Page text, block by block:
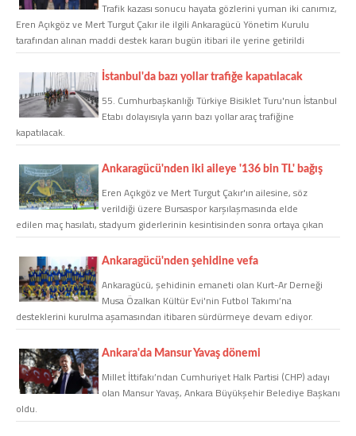
İletişim
Web Sürüme Geç
COPYLEFT 2014. AGB Bilişim Teknolojileri
Trafik kazası sonucu hayata gözlerini yuman iki canımız,
Eren Açıkgöz ve Mert Turgut Çakır ile ilgili Ankaragücü Yönetim Kurulu
tarafından alınan maddi destek kararı bugün itibari ile yerine getirildi
İstanbul'da bazı yollar trafiğe kapatılacak
55. Cumhurbaşkanlığı Türkiye Bisiklet Turu'nun İstanbul
Etabı dolayısıyla yarın bazı yollar araç trafiğine
kapatılacak.
Ankaragücü'nden iki aileye '136 bin TL' bağış
Eren Açıkgöz ve Mert Turgut Çakır'ın ailesine, söz
verildiği üzere Bursaspor karşılaşmasında elde
edilen maç hasılatı, stadyum giderlerinin kesintisinden sonra ortaya çıkan
136 Bin TL bağışlandı.
Ankaragücü'nden şehidine vefa
Ankaragücü, şehidinin emaneti olan Kurt-Ar Derneği
Musa Özalkan Kültür Evi'nin Futbol Takımı’na
desteklerini kurulma aşamasından itibaren sürdürmeye devam ediyor.
Ankara'da Mansur Yavaş dönemi
Millet İttifakı’ndan Cumhuriyet Halk Partisi (CHP) adayı
olan Mansur Yavaş, Ankara Büyükşehir Belediye Başkanı
oldu.